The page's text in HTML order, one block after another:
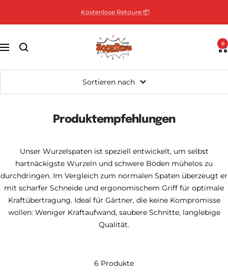
Kostenlose Retoure 📦
Navigation
BoomDing 0
Sortieren nach
Produktempfehlungen
Unser Wurzelspaten ist speziell entwickelt, um selbst
hartnäckigste Wurzeln und schwere Böden mühelos zu
durchdringen. Im Vergleich zum normalen Spaten überzeugt er
mit scharfer Schneide und ergonomischem Griff für optimale
Kraftübertragung. Ideal für Gärtner, die keine Kompromisse
wollen: Weniger Kraftaufwand, saubere Schnitte, langlebige
Qualität.
6 Produkte